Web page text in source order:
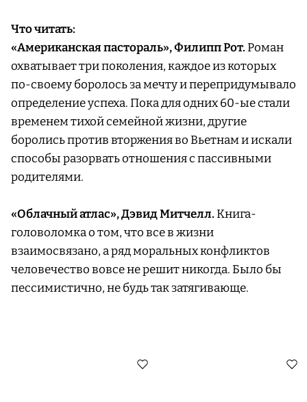
Что читать:
«Американская пастораль», Филипп Рот.Роман
охватывает три поколения, каждое из которых
по-своему боролось за мечту и перепридумывало
определение успеха. Пока для одних 60-ые стали
временем тихой семейной жизни, другие
боролись против вторжения во Вьетнам и искали
способы разорвать отношения с пассивными
родителями.
«Облачный атлас», Дэвид Митчелл.Книга-
головоломка о том, что все в жизни
взаимосвязано, а ряд моральных конфликтов
человечество вовсе не решит никогда. Было бы
пессимистично, не будь так затягивающе.